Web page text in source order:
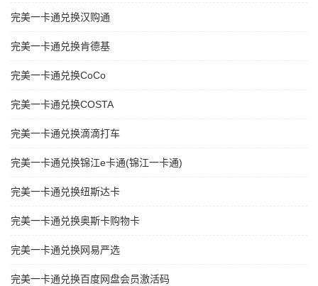
完美一卡通兑换汉购通
完美一卡通兑换肯德基
完美一卡通兑换CoCo
完美一卡通兑换COSTA
完美一卡通兑换滴滴打车
完美一卡通兑换锦江e卡通(锦江一卡通)
完美一卡通兑换纽斯达卡
完美一卡通兑换奥斯卡购物卡
完美一卡通兑换网易严选
完美一卡通兑换百度网盘会员激活码